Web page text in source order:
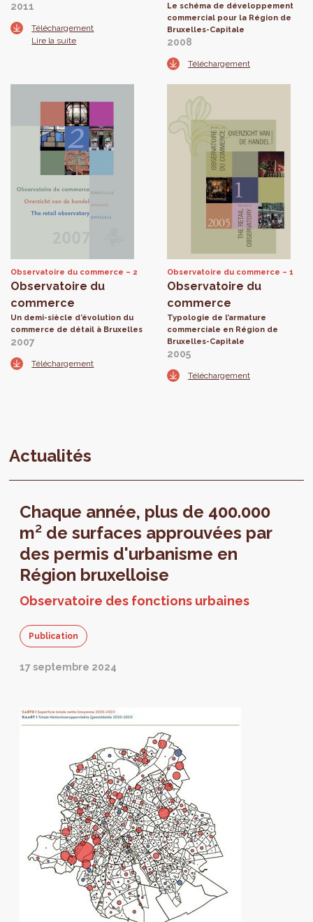
2011
Téléchargement
Lire la suite
Le schéma de développement
commercial pour la Région de
Bruxelles-Capitale
2008
Téléchargement
Observatoire du commerce 2
Observatoire du
commerce
Un demi-siècle d’évolution du
commerce de détail à Bruxelles
2007
Téléchargement
Observatoire du commerce 1
Observatoire du
commerce
Typologie de l’armature
commerciale en Région de
Bruxelles-Capitale
2005
Téléchargement
Actualités
Chaque année, plus de 400.000
m² de surfaces approuvées par
des permis d'urbanisme en
Région bruxelloise
Observatoire des fonctions urbaines
Publication
17 septembre 2024